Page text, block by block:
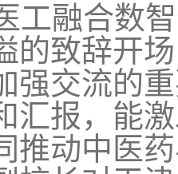
工融合数
的致辞开
强交流的
汇报，能
推动中医